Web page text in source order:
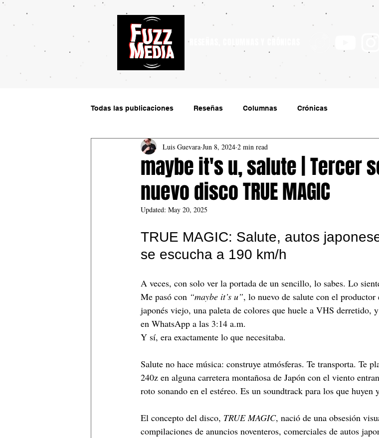
RESEÑAS, COLUMNAS Y CRÓNICAS
Todas las publicaciones Reseñas Columnas Crónicas
maybe it's u, salute | Tercer
nuevo disco TRUE MAGIC
Luis Guevara Jun 8, 2024 2 min read
Updated: May 20, 2025
TRUE MAGIC: Salute, autos
se escucha a 190 km/h
A veces, con solo ver la portada de un sencillo, lo sabes. Lo
Me pasó con “maybe it’s u”, lo nuevo de salute con el
japonés viejo, una paleta de colores que huele a VHS derretido,
en WhatsApp a las 3:14 a.m.
Y sí, era exactamente lo que necesitaba.
Salute no hace música: construye atmósferas. Te transporta. Te
240z en alguna carretera montañosa de Japón con el viento
roto sonando en el estéreo. Es un soundtrack para los que huyen
El concepto del disco, TRUE MAGIC, nació de una obsesión
compilaciones de anuncios noventeros, comerciales de autos